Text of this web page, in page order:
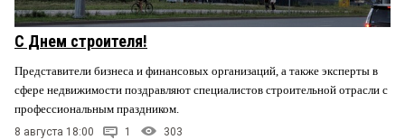
С Днем строителя!
Представители бизнеса и финансовых организаций, а также эксперты в
сфере недвижимости поздравляют специалистов строительной отрасли с
профессиональным праздником.
8 августа 18:00 1 303